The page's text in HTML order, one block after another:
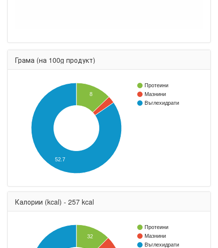
Грама (на 100g продукт)
Протеини
Мазнини
Въглехидрати
8
52.7
Калории (kcal) - 257 kcal
Протеини
Мазнини
Въглехидрати
32